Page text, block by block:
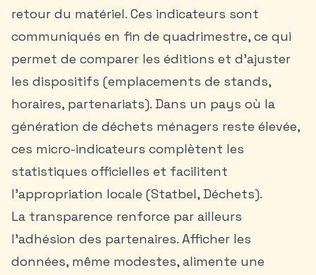
retour du matériel. Ces indicateurs sont
communiqués en fin de quadrimestre, ce qui
permet de comparer les éditions et d’ajuster
les dispositifs (emplacements de stands,
horaires, partenariats). Dans un pays où la
génération de déchets ménagers reste élevée,
ces micro-indicateurs complètent les
statistiques officielles et facilitent
l’appropriation locale (Statbel, Déchets).
La transparence renforce par ailleurs
l’adhésion des partenaires. Afficher les
données, même modestes, alimente une